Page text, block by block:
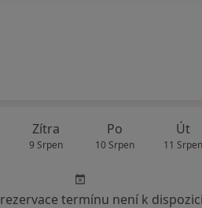
Zítra
9 Srpen
Po
10 Srpen
Út
11 Srpen
termínu není k dispozici